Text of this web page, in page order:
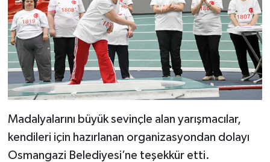
Madalyalarını büyük sevinçle alan yarışmacılar,
kendileri için hazırlanan organizasyondan dolayı
Osmangazi Belediyesi’ne teşekkür etti.